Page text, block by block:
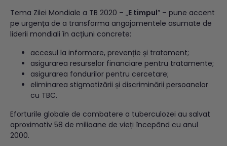
Tema Zilei Mondiale a TB 2020 – „E timpul” – pune accent
pe urgența de a transforma angajamentele asumate de
liderii mondiali în acțiuni concrete:
accesul la informare, prevenție și tratament;
asigurarea resurselor financiare pentru tratamente;
asigurarea fondurilor pentru cercetare;
eliminarea stigmatizării și discriminării persoanelor
cu TBC.
Eforturile globale de combatere a tuberculozei au salvat
aproximativ 58 de milioane de vieți începând cu anul
2000.